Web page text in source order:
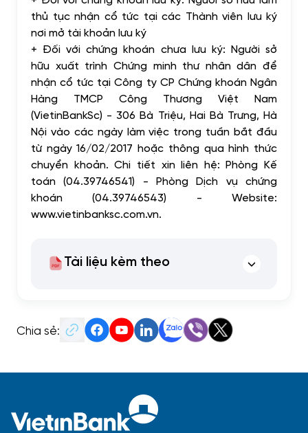
thủ tục nhận cổ tức tại các Thành viên lưu ký
nơi mở tài khoản lưu ký
+ Đối với chứng khoán chưa lưu ký: Người sở
hữu xuất trình Chứng minh thư nhân dân để
nhận cổ tức tại Công ty CP Chứng khoán Ngân
Hàng TMCP Công Thương Việt Nam
(VietinBankSc) - 306 Bà Triệu, Hai Bà Trưng, Hà
Nội vào các ngày làm việc trong tuần bắt đầu
từ ngày 16/02/2017 hoặc thông qua hình thức
chuyển khoản. Chi tiết xin liên hệ: Phòng Kế
toán (04.39746541) - Phòng Dịch vụ chứng
khoán (04.39746543) - Website:
www.vietinbanksc.com.vn.
Tài liệu kèm theo
Chia sẻ: